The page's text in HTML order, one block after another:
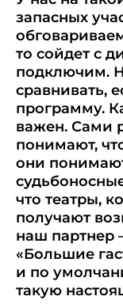
запасных
то сойдет с
подключим.
сравнивать,
программу.
важен. Сами
понимают,
они
что театры,
получают
наш партнер
«Большие
и по
такую